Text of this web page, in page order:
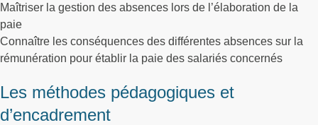
Maîtriser la gestion des absences lors de l’élaboration de la
paie
Connaître les conséquences des différentes absences sur la
rémunération pour établir la paie des salariés concernés
Les méthodes pédagogiques et
d’encadrement